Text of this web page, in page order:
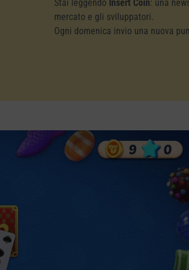
Stai leggendo Insert Coin: una
mercato e gli sviluppatori.
Ogni domenica invio una nuova